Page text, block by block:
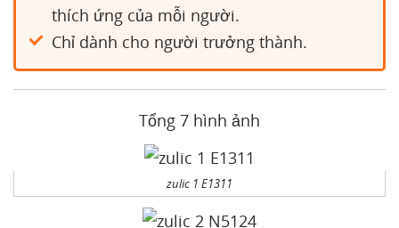
thích ứng của mỗi người.
Chỉ dành cho người trưởng thành.
Tổng 7 hình ảnh
zulic 1 E1311